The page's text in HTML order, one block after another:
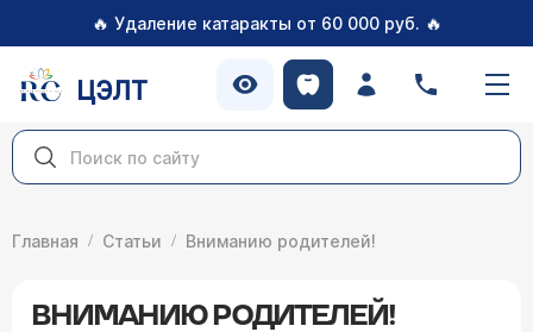
🔥 Удаление катаракты от 60 000 руб. 🔥
ЦЭЛТ
Главная Статьи Вниманию родителей!
ВНИМАНИЮ РОДИТЕЛЕЙ!